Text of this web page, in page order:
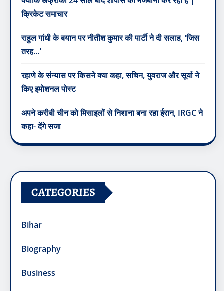
क्रिकेट समाचार
राहुल गांधी के बयान पर नीतीश कुमार की पार्टी ने दी सलाह, ‘जिस
तरह…’
रहाणे के संन्यास पर किसने क्या कहा, सचिन, युवराज और सूर्या ने
किए इमोशनल पोस्ट
अपने करीबी चीन को मिसाइलों से निशाना बना रहा ईरान, IRGC ने
कहा- देंगे सजा
CATEGORIES
Bihar
Biography
Business